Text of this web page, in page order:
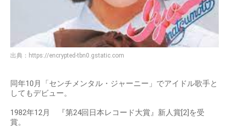
出典： https://encrypted-tbn0.gstatic.com
同年10月「センチメンタル・ジャーニー」でアイドル歌手と
してもデビュー。
1982年12月 『第24回日本レコード大賞』新人賞[2]を受
賞。